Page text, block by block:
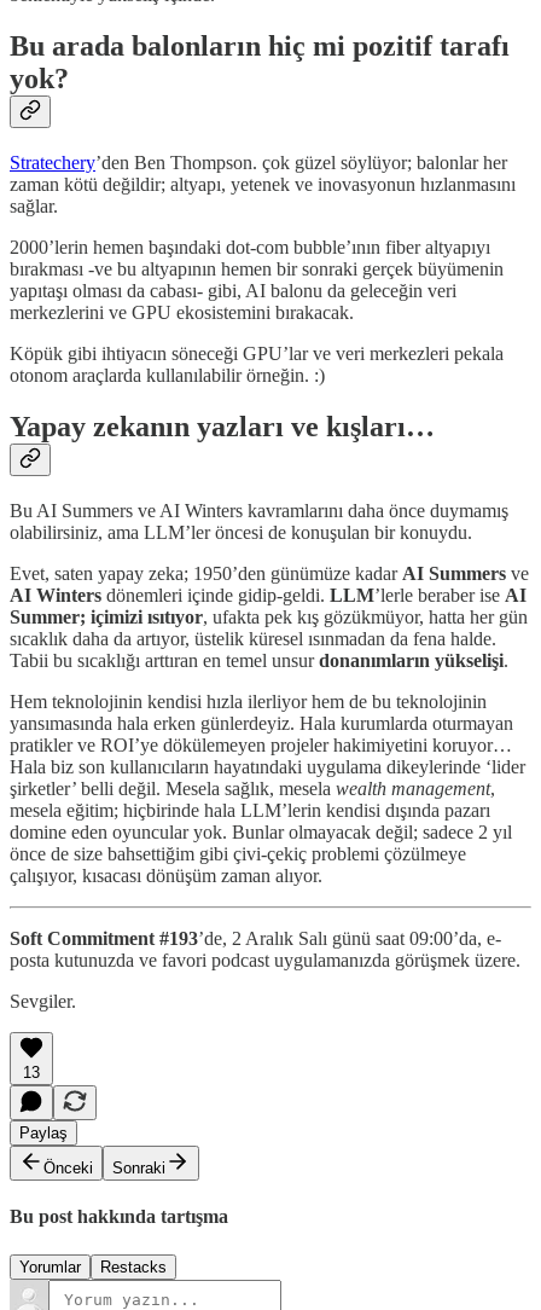
Bu arada balonların hiç mi pozitif tarafı
yok?
Stratechery’den Ben Thompson. çok güzel söylüyor; balonlar her
zaman kötü değildir; altyapı, yetenek ve inovasyonun hızlanmasını
sağlar.
2000’lerin hemen başındaki dot-com bubble’ının fiber altyapıyı
bırakması -ve bu altyapının hemen bir sonraki gerçek büyümenin
yapıtaşı olması da cabası- gibi, AI balonu da geleceğin veri
merkezlerini ve GPU ekosistemini bırakacak.
Köpük gibi ihtiyacın söneceği GPU’lar ve veri merkezleri pekala
otonom araçlarda kullanılabilir örneğin. :)
Yapay zekanın yazları ve kışları…
Bu AI Summers ve AI Winters kavramlarını daha önce duymamış
olabilirsiniz, ama LLM’ler öncesi de konuşulan bir konuydu.
Evet, saten yapay zeka; 1950’den günümüze kadar AI Summers ve
AI Winters dönemleri içinde gidip-geldi. LLM’lerle beraber ise AI
Summer; içimizi ısıtıyor, ufakta pek kış gözükmüyor, hatta her gün
sıcaklık daha da artıyor, üstelik küresel ısınmadan da fena halde.
Tabii bu sıcaklığı arttıran en temel unsurdonanımların yükselişi.
Hem teknolojinin kendisi hızla ilerliyor hem de bu teknolojinin
yansımasında hala erken günlerdeyiz. Hala kurumlarda oturmayan
pratikler ve ROI’ye dökülemeyen projeler hakimiyetini koruyor…
Hala biz son kullanıcıların hayatındaki uygulama dikeylerinde ‘lider
şirketler’ belli değil. Mesela sağlık, mesela wealth management,
mesela eğitim; hiçbirinde hala LLM’lerin kendisi dışında pazarı
domine eden oyuncular yok. Bunlar olmayacak değil; sadece 2 yıl
önce de size bahsettiğim gibi çivi-çekiç problemi çözülmeye
çalışıyor, kısacası dönüşüm zaman alıyor.
Soft Commitment #193’de, 2 Aralık Salı günü saat 09:00’da, e-
posta kutunuzda ve favori podcast uygulamanızda görüşmek üzere.
Sevgiler.
13
Paylaş
Önceki
Sonraki
Bu post hakkında tartışma
Yorumlar Restacks